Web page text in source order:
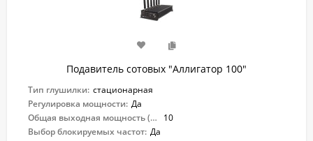
Подавитель сотовых "Аллигатор 100"
Тип глушилки: стационарная
Регулировка мощности: Да
Общая выходная мощность (Вт):
10
Выбор блокируемых частот: Да